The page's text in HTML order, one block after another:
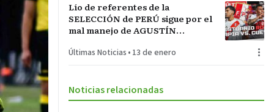
Lío de referentes de la
SELECCIÓN de PERÚ sigue por el
mal manejo de AGUSTÍN
FEDERACIÓN PERUANA de
Últimas Noticias • 13 de enero
Noticias relacionadas